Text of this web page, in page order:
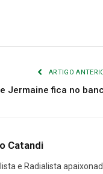
ARTIGO
Jermaine fica no
Catandi
e Radialista